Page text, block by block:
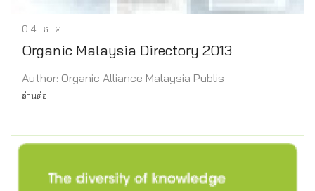
04 ธ.ค.
Organic Malaysia Directory 2013
Author: Organic Alliance Malaysia Publis
อ่านต่อ